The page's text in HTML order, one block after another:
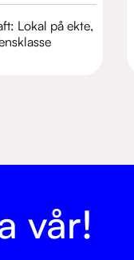
Lokal på ekte,
vår!